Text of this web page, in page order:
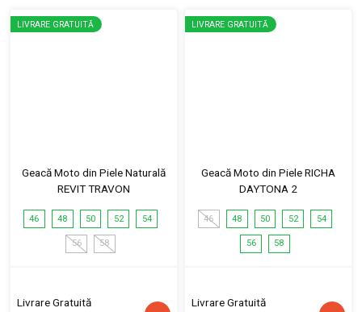
LIVRARE GRATUITĂ
Geacă Moto din Piele Naturală
REVIT TRAVON
46 48 50 52 54
56 58
Livrare Gratuită
LIVRARE GRATUITĂ
Geacă Moto din Piele RICHA
DAYTONA 2
46 48 50 52 54
56 58
Livrare Gratuită